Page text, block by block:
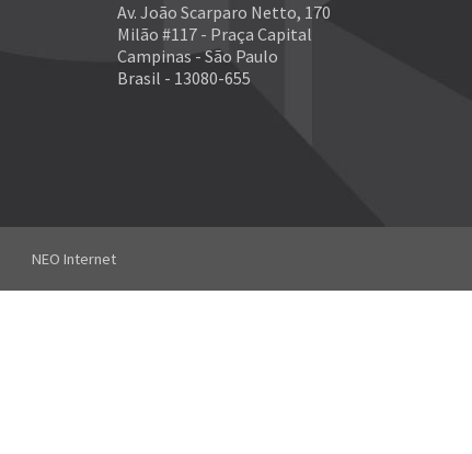
Av. João Scarparo Netto, 170
Milão #117 - Praça Capital
Campinas - São Paulo
Brasil - 13080-655
NEO Internet